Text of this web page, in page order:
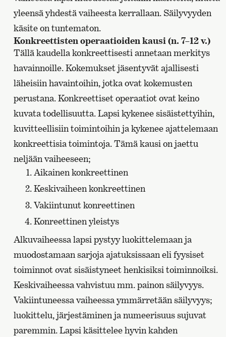
yleensä yhdestä vaiheesta kerrallaan. Säilyvyyden
käsite on tuntematon.
Konkreettisten operaatioiden kausi (n. 7–12 v.)
Tällä kaudella konkreettisesti annetaan merkitys
havainnoille. Kokemukset jäsentyvät ajallisesti
läheisiin havaintoihin, jotka ovat kokemusten
perustana. Konkreettiset operaatiot ovat keino
kuvata todellisuutta. Lapsi kykenee sisäistettyihin,
kuvitteellisiin toimintoihin ja kykenee ajattelemaan
konkreettisia toimintoja. Tämä kausi on jaettu
neljään vaiheeseen;
Aikainen konkreettinen
Keskivaiheen konkreettinen
Vakiintunut konreettinen
Konreettinen yleistys
Alkuvaiheessa lapsi pystyy luokittelemaan ja
muodostamaan sarjoja ajatuksissaan eli fyysiset
toiminnot ovat sisäistyneet henkisiksi toiminnoiksi.
Keskivaiheessa vahvistuu mm. painon säilyvyys.
Vakiintuneessa vaiheessa ymmärretään säilyvyys;
luokittelu, järjestäminen ja numeerisuus sujuvat
paremmin. Lapsi käsittelee hyvin kahden